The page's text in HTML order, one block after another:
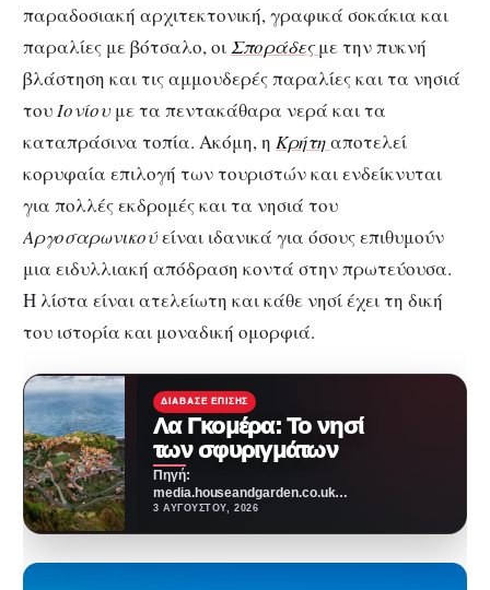
παραδοσιακή αρχιτεκτονική, γραφικά σοκάκια και
παραλίες με βότσαλο, οιΣποράδες με την πυκνή
βλάστηση και τις αμμουδερές παραλίες και τα νησιά
τουΙονίουμε τα πεντακάθαρα νερά και τα
καταπράσινα τοπία. Ακόμη, η Κρήτηαποτελεί
κορυφαία επιλογή των τουριστών και ενδείκνυται
για πολλές εκδρομές και τα νησιά του
Αργοσαρωνικούείναι ιδανικά για όσους επιθυμούν
μια ειδυλλιακή απόδραση κοντά στην πρωτεύουσα.
Η λίστα είναι ατελείωτη και κάθε νησί έχει τη δική
του ιστορία και μοναδική ομορφιά.
ΔΙΆΒΑΣΕ ΕΠΊΣΗΣ
Λα Γκομέρα: Το νησί
των σφυριγμάτων
Πηγή:
media.houseandgarden.co.ukΜακριά
από τα πολύβουα θέρετρα και τις
Νησιά,…
3 ΑΥΓΟΎΣΤΟΥ, 2026